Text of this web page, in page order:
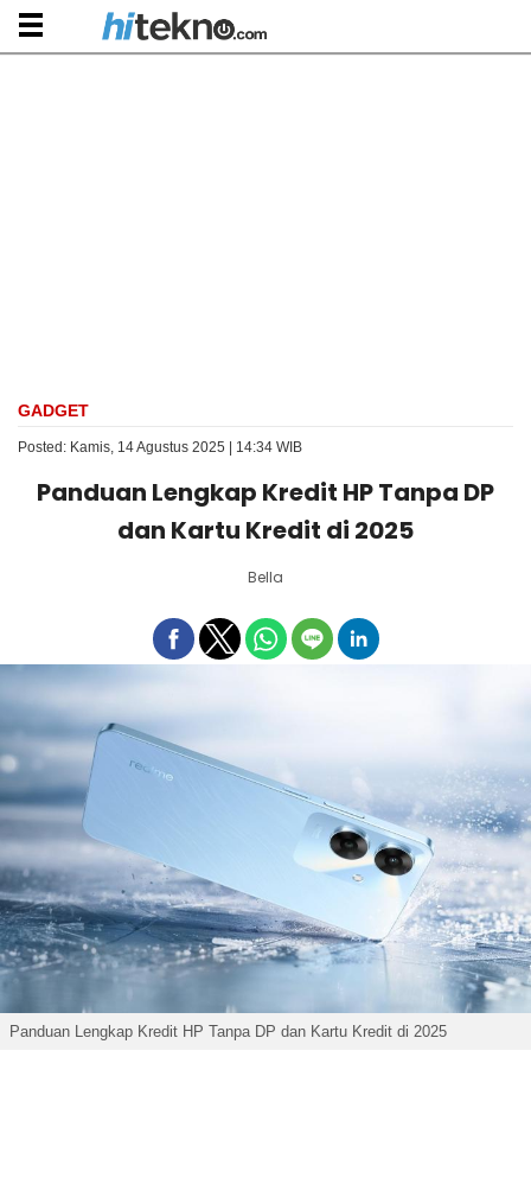
GADGET
Posted: Kamis, 14 Agustus 2025 | 14:34 WIB
Panduan Lengkap Kredit HP Tanpa DP
dan Kartu Kredit di 2025
Bella
Panduan Lengkap Kredit HP Tanpa DP dan Kartu Kredit di 2025